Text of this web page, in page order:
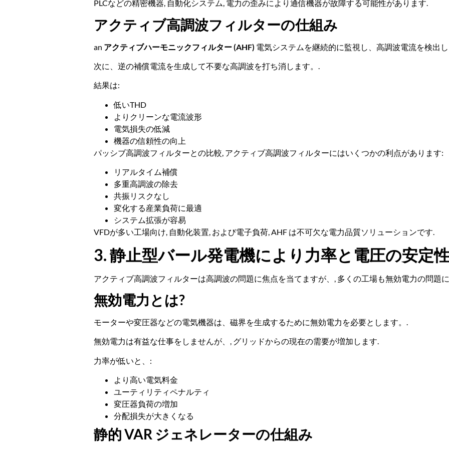
PLCなどの精密機器, 自動化システム, 電力の歪みにより通信機器が故障する可能性があります.
アクティブ高調波フィルターの仕組み
an アクティブハーモニックフィルター (AHF) 電気システムを継続的に監視し、高調波電流を検出
次に、逆の補償電流を生成して不要な高調波を打ち消します。.
結果は:
低いTHD
よりクリーンな電流波形
電気損失の低減
機器の信頼性の向上
パッシブ高調波フィルターとの比較, アクティブ高調波フィルターにはいくつかの利点があります:
リアルタイム補償
多重高調波の除去
共振リスクなし
変化する産業負荷に最適
システム拡張が容易
VFDが多い工場向け, 自動化装置, および電子負荷, AHF は不可欠な電力品質ソリューションです.
3. 静止型バール発電機により力率と電圧の安定
アクティブ高調波フィルターは高調波の問題に焦点を当てますが、, 多くの工場も無効電力の問題
無効電力とは?
モーターや変圧器などの電気機器は、磁界を生成するために無効電力を必要とします。.
無効電力は有益な仕事をしませんが、, グリッドからの現在の需要が増加します.
力率が低いと、:
より高い電気料金
ユーティリティペナルティ
変圧器負荷の増加
分配損失が大きくなる
静的 VAR ジェネレーターの仕組み